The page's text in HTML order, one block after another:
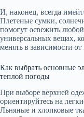
И, наконец, всегда
Плетеные сумки,
помогут освежить любой
универсальных вещах,
менять в зависимости
Как выбрать основные
теплой погоды
При выборе верхней
ориентируйтесь на
Льняные и хлопковые